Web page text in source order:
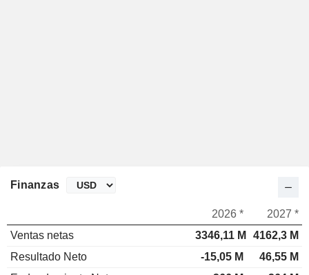
Finanzas
2026 *
2027 *
Ventas netas
3346,11 M
4162,3 M
Resultado Neto
-15,05 M
46,55 M